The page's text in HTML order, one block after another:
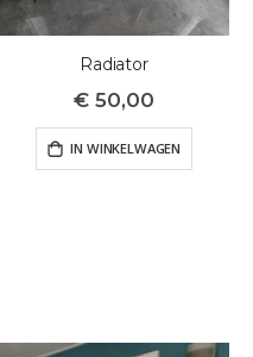
Radiator
€ 50,00
IN WINKELWAGEN